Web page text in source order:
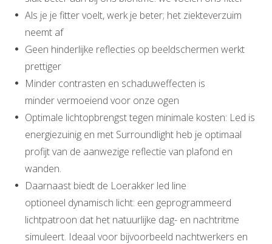
Als je je fitter voelt, werk je beter; het ziekteverzuim
neemt af
Geen hinderlijke reflecties op beeldschermen werkt
prettiger
Minder contrasten en schaduweffecten is
minder vermoeiend voor onze ogen
Optimale lichtopbrengst tegen minimale kosten: Led is
energiezuinig en met Surroundlight heb je optimaal
profijt van de aanwezige reflectie van plafond en
wanden.
Daarnaast biedt de Loerakker led line
optioneel dynamisch licht: een geprogrammeerd
lichtpatroon dat het natuurlijke dag- en nachtritme
simuleert. Ideaal voor bijvoorbeeld nachtwerkers en